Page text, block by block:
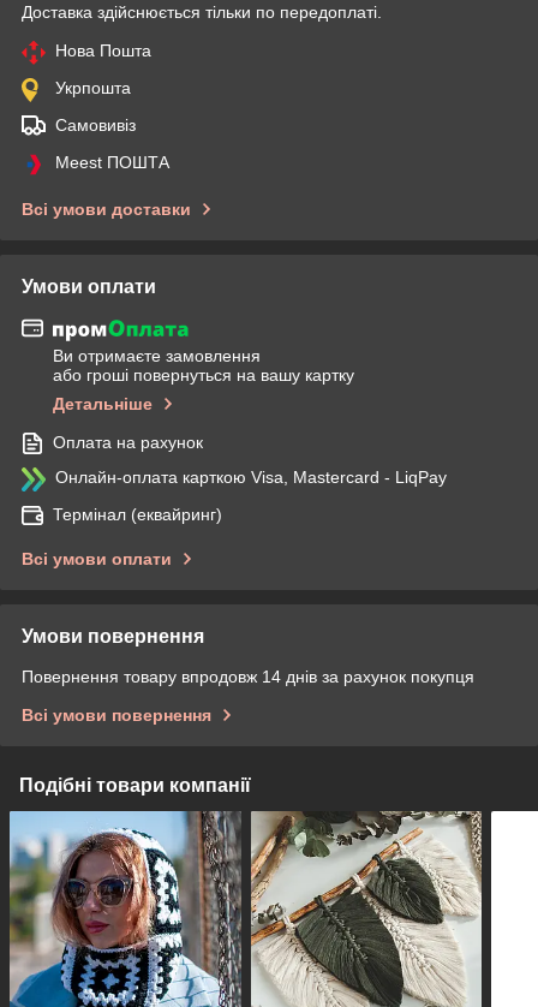
Доставка здійснюється тільки по передоплаті.
Нова Пошта
Укрпошта
Самовивіз
Meest ПОШТА
Всі умови доставки
Умови оплати
Ви отримаєте замовлення
або гроші повернуться на вашу картку
Детальніше
Оплата на рахунок
Онлайн-оплата карткою Visa, Mastercard - LiqPay
Термінал (еквайринг)
Всі умови оплати
Умови повернення
Повернення товару впродовж 14 днів за рахунок покупця
Всі умови повернення
Подібні товари компанії